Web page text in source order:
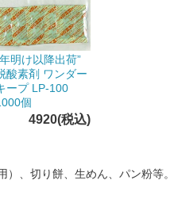
明け以降出荷”
酸素剤 ワンダー
ープ LP-100
個
4920(税込)
）、切り餅、生めん、パン粉等